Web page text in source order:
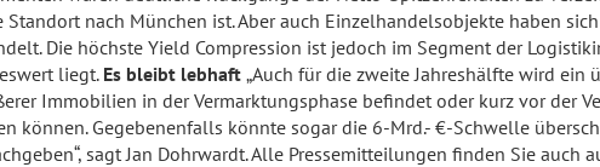
nach München ist. Aber auch Einzelhandelsobjekte haben
Die höchste Yield Compression ist jedoch im Segment der
liegt. Es bleibt lebhaft „Auch für die zweite Jahreshälfte wird ein
Immobilien in der Vermarktungsphase befindet oder kurz vor der
können. Gegebenenfalls könnte sogar die 6-Mrd.- €-Schwelle
sagt Jan Dohrwardt. Alle Pressemitteilungen finden Sie auch